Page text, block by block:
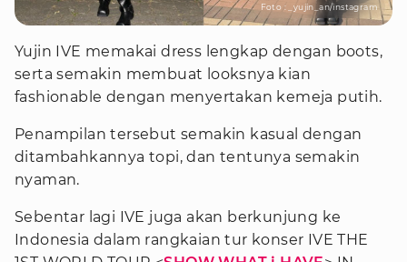
Foto : _yujin_an/instagram
Yujin IVE memakai dress lengkap dengan boots,
serta semakin membuat looksnya kian
fashionable dengan menyertakan kemeja putih.
Penampilan tersebut semakin kasual dengan
ditambahkannya topi, dan tentunya semakin
nyaman.
Sebentar lagi IVE juga akan berkunjung ke
Indonesia dalam rangkaian tur konser IVE THE